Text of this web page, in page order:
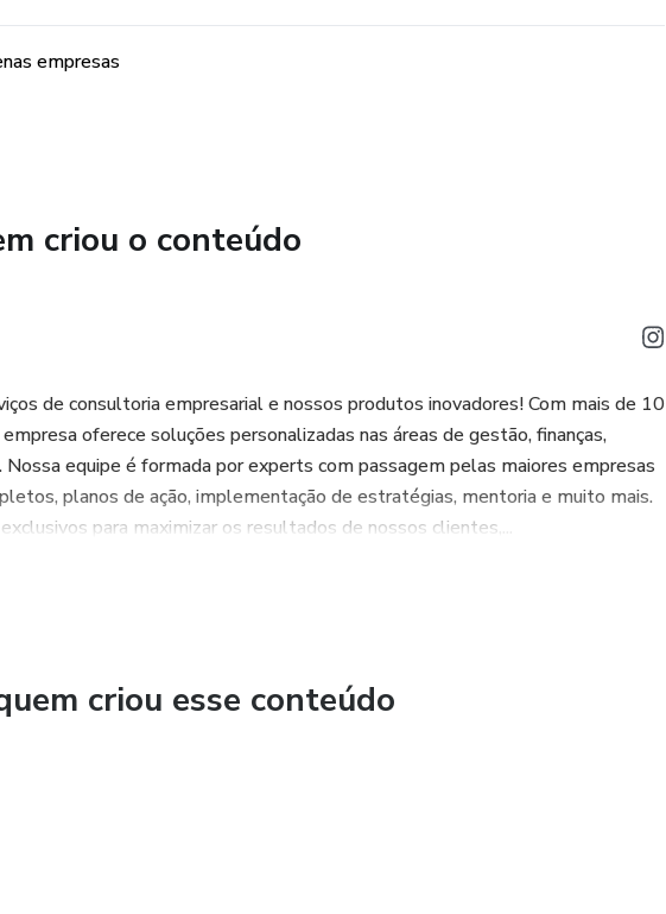
empresas
criou o conteúdo
de consultoria empresarial e nossos produtos inovadores! Com mais de 10
oferece soluções personalizadas nas áreas de gestão, finanças,
Nossa equipe é formada por experts com passagem pelas maiores empresas
planos de ação, implementação de estratégias, mentoria e muito mais.
para maximizar os resultados de nossos clientes,...
criou esse conteúdo